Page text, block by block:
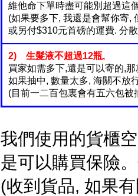
維他命下單時盡可能別超過這
(如果要多下, 我還是會幫你寄,
或另付$310元首磅的運費. 分
2) 生髮液不超過12瓶,
買家如需多下,還是可以寄的,
如果抽中, 數量太多, 海關不放
(目前一二百包裏會有五六包被
我們使用的貨櫃
是可以購買保險
(收到貨品, 如果